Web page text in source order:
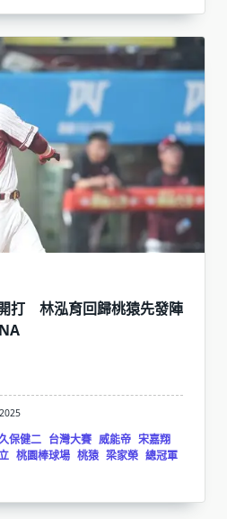
打 林泓育回歸桃猿先發陣
保健二 台灣大賽 威能帝 宋嘉翔
桃園棒球場 桃猿 梁家榮 總冠軍